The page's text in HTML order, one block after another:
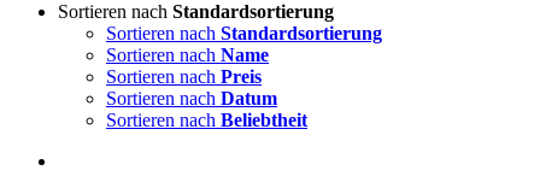
Sortieren nach Standardsortierung
Sortieren nach Standardsortierung
Sortieren nach Name
Sortieren nach Preis
Sortieren nach Datum
Sortieren nach Beliebtheit